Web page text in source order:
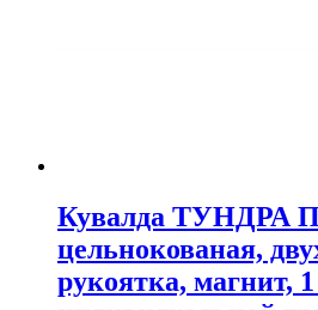
Кувалда ТУНДРА
цельнокованая,
рукоятка, магнит, 1